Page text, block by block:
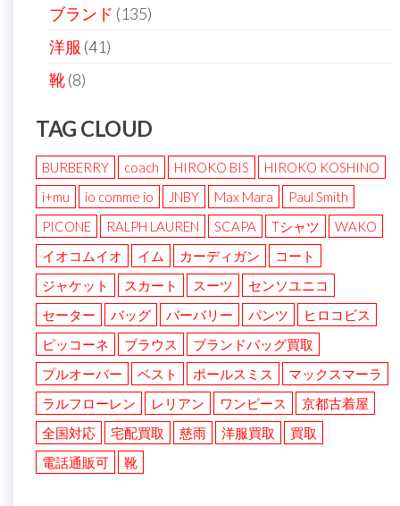
ブランド (135)
洋服 (41)
靴(8)
TAG CLOUD
BURBERRY coach HIROKO BIS
HIROKO KOSHINO
i+mu
io comme io JNBY Max Mara
Paul Smith
PICONE
RALPH LAUREN SCAPA Tシャツ
WAKO
イオコムイオ
イム カーディガン
コート
ジャケット
スカート スーツ
センソユニコ
セーター
バッグ バーバリー パンツ
ヒロコビス
ピッコーネ
ブラウス
ブランドバッグ買取
プルオーバー
ベスト ポールスミス
マックスマーラ
ラルフローレン
レリアン ワンピース
京都古着屋
全国対応
宅配買取 慈雨 洋服買取
買取
電話通販可
靴